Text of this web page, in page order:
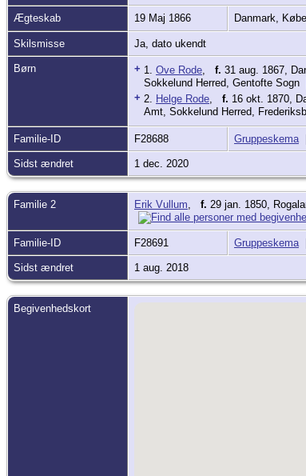
Ægteskab 19 Maj 1866 Danmark,
Skilsmisse Ja, dato ukendt
Børn + 1. Ove Rode, f. 31 aug. 1867,
Sokkelund Herred, Gentofte Sogn
+ 2. Helge Rode, f. 16 okt. 1870,
Amt, Sokkelund Herred,
Familie-ID F28688 Gruppeskema
Sidst ændret 1 dec. 2020
Familie 2 Erik Vullum, f. 29 jan. 1850,
Familie-ID F28691 Gruppeskema
Sidst ændret 1 aug. 2018
Begivenhedskort